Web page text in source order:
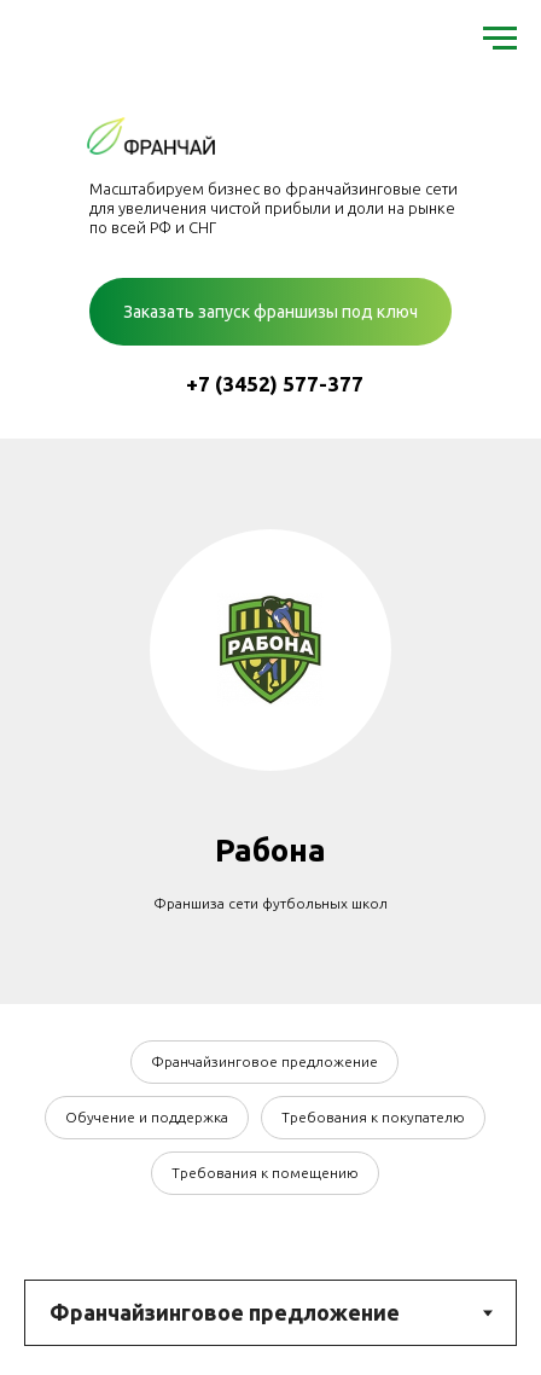
Масштабируем бизнес во франчайзинговые сети
для увеличения чистой прибыли и доли на рынке
по всей РФ и СНГ
+7 (3452) 577-377
Заказать запуск франшизы под ключ
Рабона
Франшиза сети футбольных школ
Франчайзинговое предложение
Обучение и поддержка Требования к покупателю
Требования к помещению